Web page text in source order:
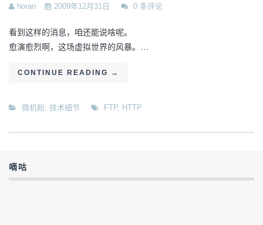
horan 2009年12月31日 0 条评论
看到这样的消息，咱还能说啥呢。
愈演愈烈啊，这场虚拟世界的风暴。…
CONTINUE READING →
微机粉, 技术细节 FTP, HTTP
嘀咕